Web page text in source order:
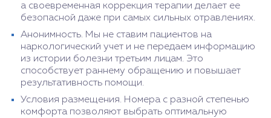
а своевременная коррекция терапии делает ее
безопасной даже при самых сильных отравлениях.
Анонимность. Мы не ставим пациентов на
наркологический учет и не передаем информацию
из истории болезни третьим лицам. Это
способствует раннему обращению и повышает
результативность помощи.
Условия размещения. Номера с разной степенью
комфорта позволяют выбрать оптимальную